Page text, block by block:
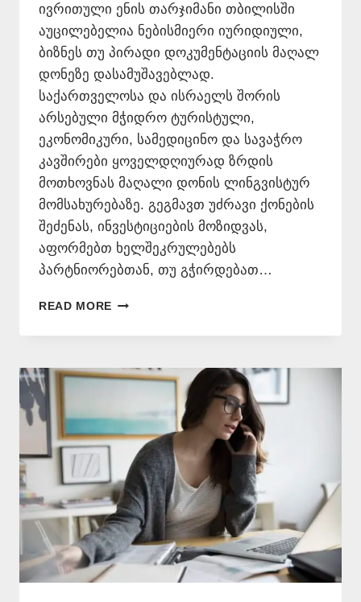
ივრითული ენის თარჯიმანი თბილისში
აუცილებელია ნებისმიერი იურიდიული,
ბიზნეს თუ პირადი დოკუმენტაციის მაღალ
დონეზე დასამუშავებლად.
საქართველოსა და ისრაელს შორის
არსებული მჭიდრო ტურისტული,
ეკონომიკური, სამედიცინო და სავაჭრო
კავშირები ყოველდღიურად ზრდის
მოთხოვნას მაღალი დონის ლინგვისტურ
მომსახურებაზე. გეგმავთ უძრავი ქონების
შეძენას, ინვესტიციების მოზიდვას,
აფორმებთ ხელშეკრულებებს
პარტნიორებთან, თუ გჭირდებათ…
READ MORE ᲘᲕᲠᲘᲗᲣᲚᲘ
ᲗᲐᲠᲯᲘᲛᲐᲜᲘ
577